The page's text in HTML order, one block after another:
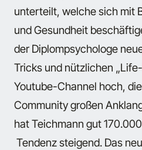
unterteilt, welche sich mit
und Gesundheit
der Diplompsychologe
Tricks und nützlichen
Youtube-Channel hoch,
Community großen
hat Teichmann gut
Tendenz steigend. Das